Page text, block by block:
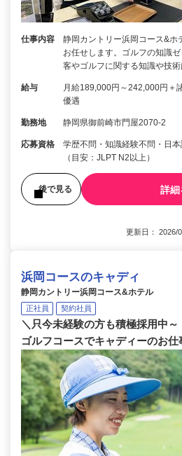
仕事内容
静岡カントリー浜岡コース&ホ
お任せします。ゴルフの知識
客やゴルフに関する知識や技
給与
月給189,000円～242,000円
優遇
勤務地 静岡県御前崎市門屋2070-2
応募資格
学歴不問・知識経験不問・日
（目安：JLPT N2以上）
後で見る 詳細
更新日：
浜岡コースのキャディ
静岡カントリー浜岡コース&ホテル
正社員 契約社員
＼只今未経験の方も積極採用中
ゴルフコースでキャディーのお仕